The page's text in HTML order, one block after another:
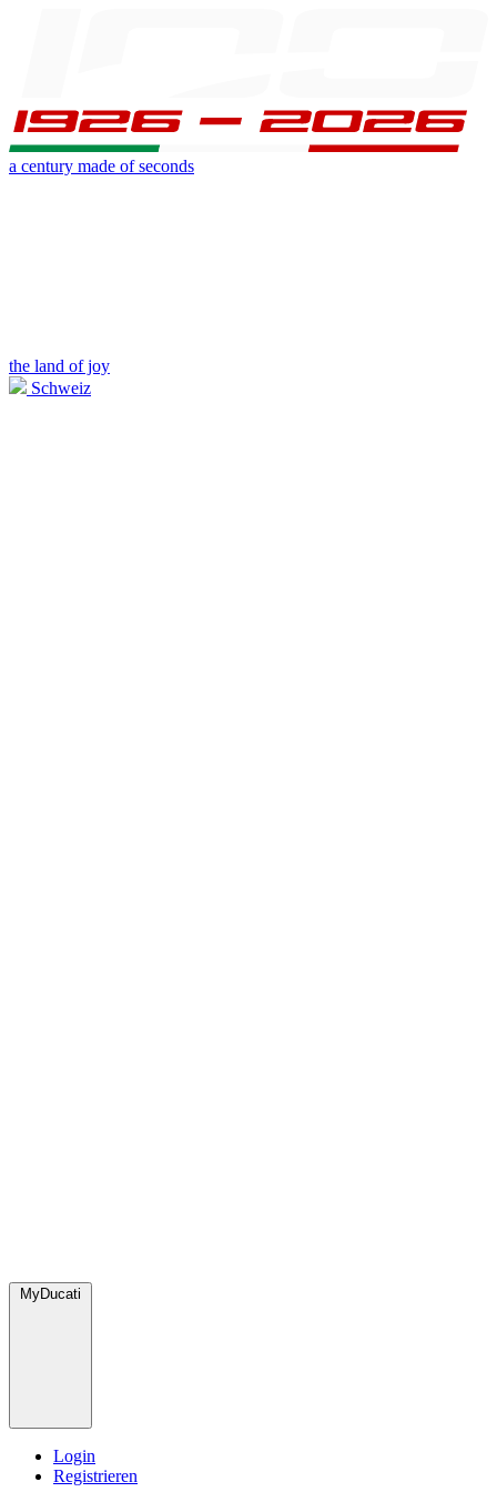
a century made of seconds
the land of joy
Schweiz
MyDucati
Login
Registrieren